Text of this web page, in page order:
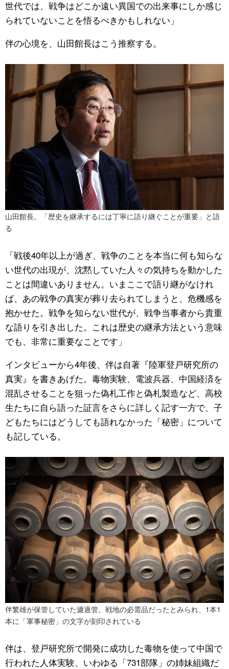
世代では、戦争はどこか遠い異国での出来事にしか感じ
られていないことを悟るべきかもしれない」
伴の心境を、山田館長はこう推察する。
山田館長。「歴史を継承するには丁寧に語り継ぐことが重要」と語
る
「戦後40年以上が過ぎ、戦争のことを本当に何も知らな
い世代の出現が、沈黙していた人々の気持ちを動かした
ことは間違いありません。いまここで語り継がなけれ
ば、あの戦争の真実が葬り去られてしまうと、危機感を
抱かせた。戦争を知らない世代が、戦争当事者から貴重
な語りを引き出した。これは歴史の継承方法という意味
でも、非常に重要なことです」
インタビューから4年後、伴は自著『陸軍登戸研究所の
真実』を書きあげた。毒物実験、電波兵器、中国経済を
混乱させることを狙った偽札工作と偽札製造など、高校
生たちに自ら語った証言をさらに詳しく記す一方で、子
どもたちにはどうしても語れなかった「秘密」について
も記している。
伴繁雄が保管していた濾過管。戦地の必需品だったとみられ、1本1
本に「軍事秘密」の文字が刻印されている
伴は、登戸研究所で開発に成功した毒物を使って中国で
行われた人体実験、いわゆる「731部隊」の姉妹組織だ